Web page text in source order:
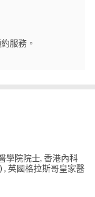
服務。
學院院士, 香港內科
, 英國格拉斯哥皇家醫